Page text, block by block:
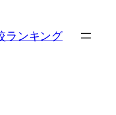
ランキング